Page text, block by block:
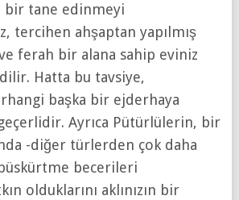
bir tane edinmeyi
tercihen ahşaptan yapılmış
ferah bir alana sahip eviniz
Hatta bu tavsiye,
başka bir ejderhaya
Ayrıca Pütürlülerin, bir
-diğer türlerden çok daha
becerileri
olduklarını aklınızın bir